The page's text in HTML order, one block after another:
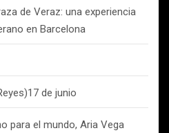
de Veraz: una experiencia
en Barcelona
de junio
para el mundo, Aria Vega